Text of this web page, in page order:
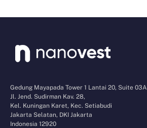
Gedung Mayapada Tower 1 Lantai 20, Suite 03A
Jl. Jend. Sudirman Kav. 28,
Kel. Kuningan Karet, Kec. Setiabudi
Jakarta Selatan, DKI Jakarta
Indonesia 12920